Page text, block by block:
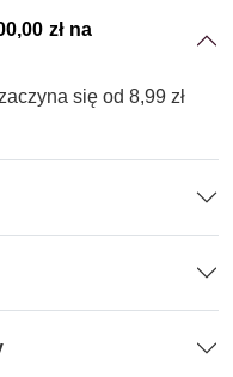
zł na
się od 8,99 zł